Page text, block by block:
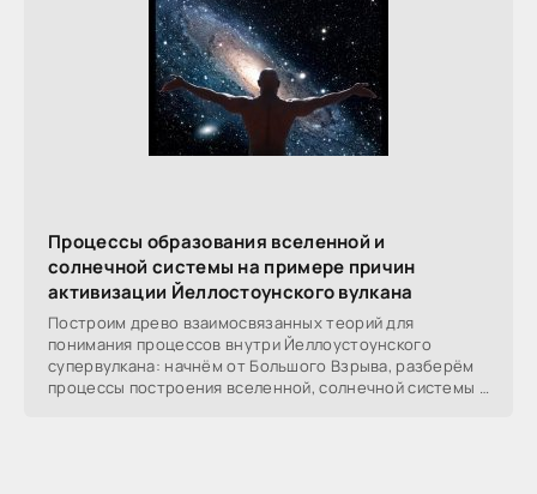
Процессы образования вселенной и
солнечной системы на примере причин
активизации Йеллостоунского вулкана
Построим древо взаимосвязанных теорий для
понимания процессов внутри Йеллоустоунского
супервулкана: начнём от Большого Взрыва, разберём
процессы построения вселенной, солнечной системы в